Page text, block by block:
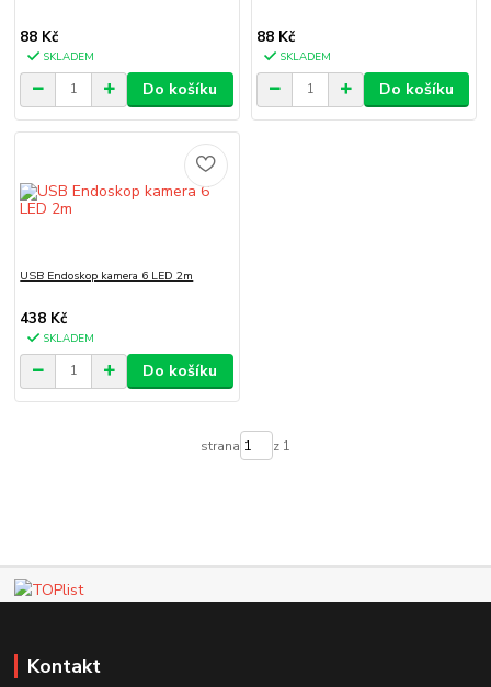
88 Kč
SKLADEM
Do košíku
88 Kč
SKLADEM
Do košíku
USB Endoskop kamera 6 LED 2m
438 Kč
SKLADEM
Do košíku
strana z 1
Kontakt